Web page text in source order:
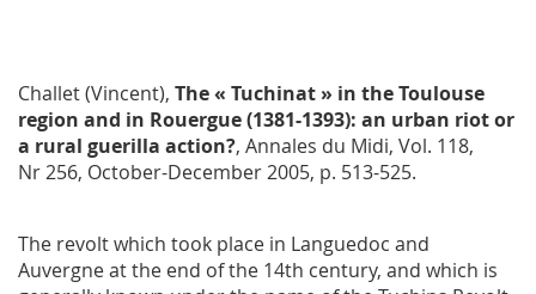
Challet (Vincent), The « Tuchinat » in the Toulouse
region and in Rouergue (1381-1393): an urban riot or
a rural guerilla action?, Annales du Midi, Vol. 118,
Nr 256, October-December 2005, p. 513-525.
The revolt which took place in Languedoc and
Auvergne at the end of the 14th century, and which is